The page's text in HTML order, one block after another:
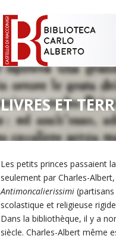
LIVRES ET
Les petits princes passaient
seulement par Charles-
Antimoncalierissimi
scolastique et religieuse
Dans la bibliothèque, il y a
siècle. Charles-Albert même